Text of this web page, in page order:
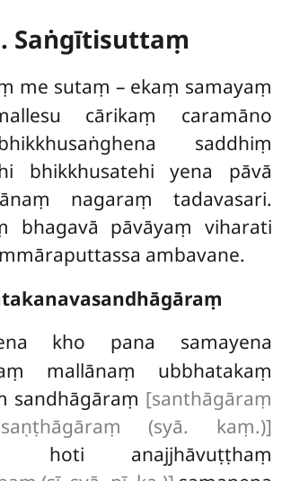
Saṅgītisuttaṃ
me sutaṃ – ekaṃ samayaṃ
cārikaṃ caramāno
saddhiṃ
bhikkhusatehi yena pāvā
nagaraṃ tadavasari.
bhagavā pāvāyaṃ viharati
ambavane.
kho pana samayena
mallānaṃ ubbhatakaṃ
sandhāgāraṃ [santhāgāraṃ
(syā. kaṃ.)]
hoti anajjhāvuṭṭhaṃ